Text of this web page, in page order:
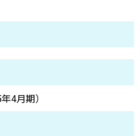
4月期）